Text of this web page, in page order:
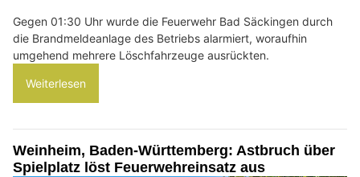
Gegen 01:30 Uhr wurde die Feuerwehr Bad Säckingen durch
die Brandmeldeanlage des Betriebs alarmiert, woraufhin
umgehend mehrere Löschfahrzeuge ausrückten.
Weiterlesen
Weinheim, Baden-Württemberg: Astbruch über
Spielplatz löst Feuerwehreinsatz aus